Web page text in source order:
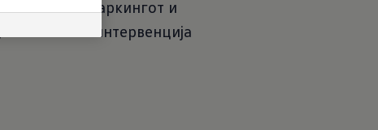
агол на паркингот и
интервенција